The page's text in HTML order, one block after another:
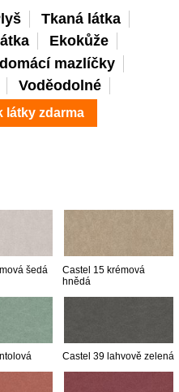
Tkaná látka
Ekokůže
mazlíčky
Voděodolné
látky zdarma
šedá
Castel 15 krémová
hnědá
Castel 39 lahvově zelená